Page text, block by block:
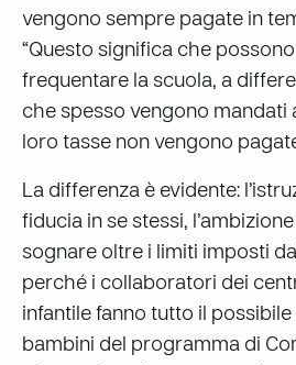
vengono sempre pagate in
“Questo significa che
frequentare la scuola, a
che spesso vengono mandati
loro tasse non vengono
La differenza è evidente:
fiducia in se stessi,
sognare oltre i limiti imposti
perché i collaboratori dei
infantile fanno tutto il
bambini del programma di